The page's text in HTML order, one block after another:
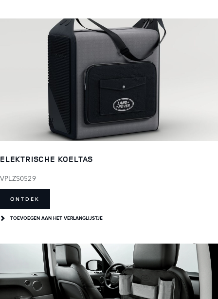
ELEKTRISCHE KOELTAS
VPLZS0529
ONTDEK
TOEVOEGEN AAN HET VERLANGLIJSTJE